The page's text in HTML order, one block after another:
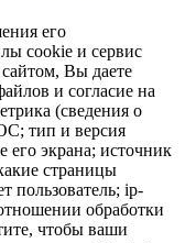
его
cookie и сервис
Вы даете
и согласие на
(сведения о
тип и версия
его экрана; источник
страницы
пользователь; ip-
обработки
чтобы ваши